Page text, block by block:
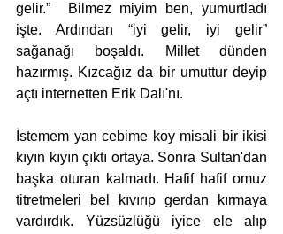
gelir.”  Bilmez miyim ben, yumurtladı
işte. Ardından “iyi gelir, iyi gelir”
sağanağı boşaldı. Millet dünden
hazırmış. Kızcağız da bir umuttur deyip
açtı internetten Erik Dalı'nı.
İstemem yan cebime koy misali bir ikisi
kıyın kıyın çıktı ortaya. Sonra Sultan'dan
başka oturan kalmadı. Hafif hafif omuz
titretmeleri bel kıvırıp gerdan kırmaya
vardırdık. Yüzsüzlüğü iyice ele alıp